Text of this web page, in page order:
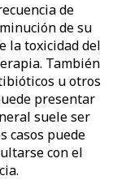
de
de su
la toxicidad del
También
u otros
presentar
suele ser
casos puede
con el